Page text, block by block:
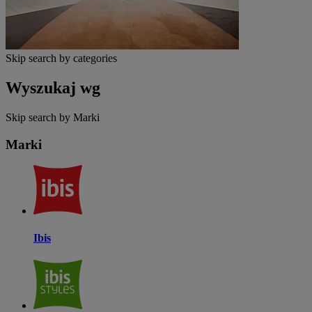
Skip search by categories
Wyszukaj wg
Skip search by Marki
Marki
Ibis